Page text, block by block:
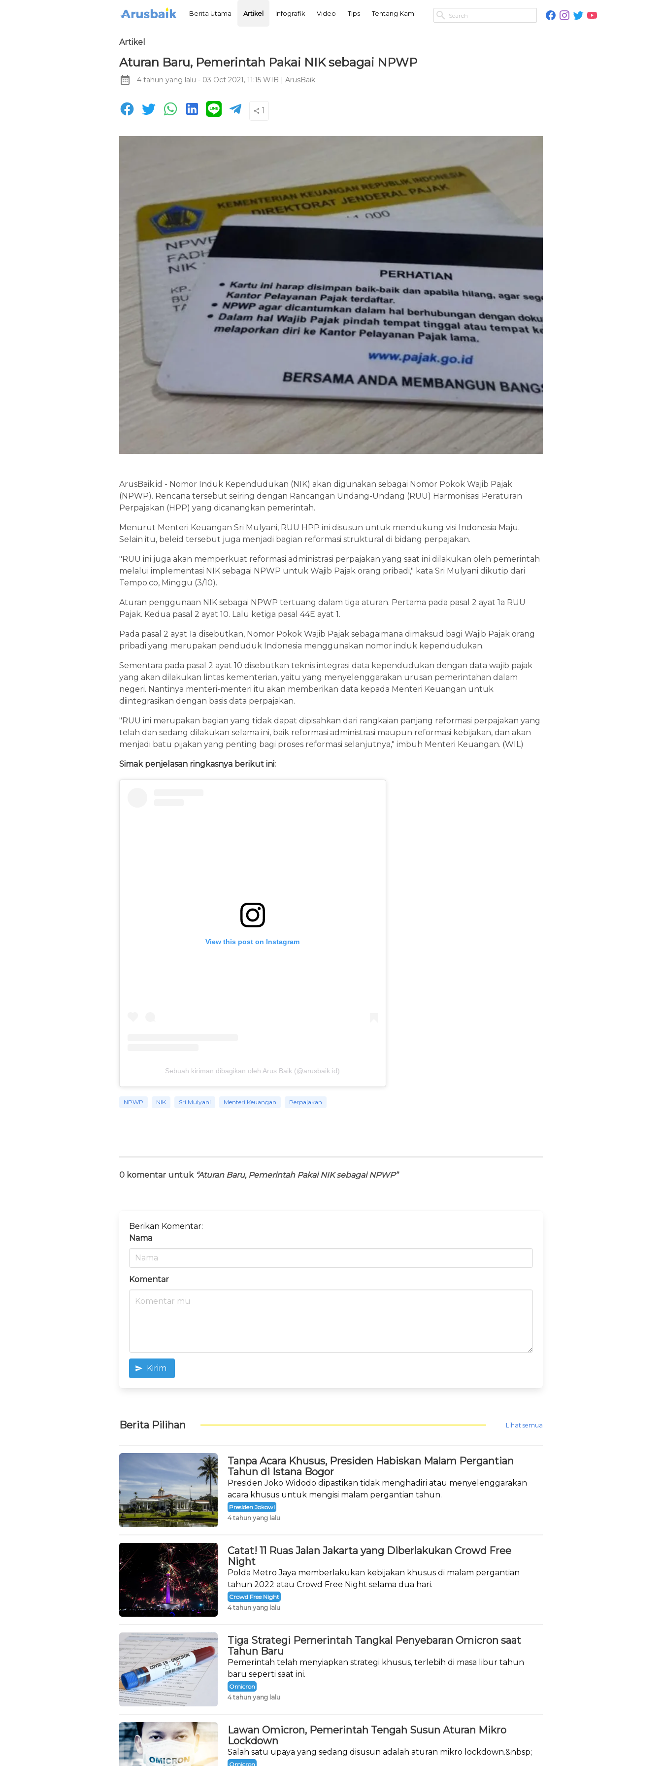
Berita Utama Artikel Infografik Video Tips Tentang Kami
Artikel
Aturan Baru, Pemerintah Pakai NIK sebagai NPWP
4 tahun yang lalu - 03 Oct 2021, 11:15 WIB ArusBaik
1
ArusBaik.id - Nomor Induk Kependudukan (NIK) akan digunakan sebagai Nomor Pokok Wajib Pajak
(NPWP). Rencana tersebut seiring dengan Rancangan Undang-Undang (RUU) Harmonisasi Peraturan
Perpajakan (HPP) yang dicanangkan pemerintah.
Menurut Menteri Keuangan Sri Mulyani, RUU HPP ini disusun untuk mendukung visi Indonesia Maju.
Selain itu, beleid tersebut juga menjadi bagian reformasi struktural di bidang perpajakan.
"RUU ini juga akan memperkuat reformasi administrasi perpajakan yang saat ini dilakukan oleh pemerintah
melalui implementasi NIK sebagai NPWP untuk Wajib Pajak orang pribadi," kata Sri Mulyani dikutip dari
Tempo.co, Minggu (3/10).
Aturan penggunaan NIK sebagai NPWP tertuang dalam tiga aturan. Pertama pada pasal 2 ayat 1a RUU
Pajak. Kedua pasal 2 ayat 10. Lalu ketiga pasal 44E ayat 1.
Pada pasal 2 ayat 1a disebutkan, Nomor Pokok Wajib Pajak sebagaimana dimaksud bagi Wajib Pajak orang
pribadi yang merupakan penduduk Indonesia menggunakan nomor induk kependudukan.
Sementara pada pasal 2 ayat 10 disebutkan teknis integrasi data kependudukan dengan data wajib pajak
yang akan dilakukan lintas kementerian, yaitu yang menyelenggarakan urusan pemerintahan dalam
negeri. Nantinya menteri-menteri itu akan memberikan data kepada Menteri Keuangan untuk
diintegrasikan dengan basis data perpajakan.
"RUU ini merupakan bagian yang tidak dapat dipisahkan dari rangkaian panjang reformasi perpajakan yang
telah dan sedang dilakukan selama ini, baik reformasi administrasi maupun reformasi kebijakan, dan akan
menjadi batu pijakan yang penting bagi proses reformasi selanjutnya," imbuh Menteri Keuangan. (WIL)
Simak penjelasan ringkasnya berikut ini:
View this post on Instagram
Sebuah kiriman dibagikan oleh Arus Baik (@arusbaik.id)
NPWP NIK Sri Mulyani Menteri Keuangan Perpajakan
0 komentar untuk “Aturan Baru, Pemerintah Pakai NIK sebagai NPWP”
Berikan Komentar:
Nama
Komentar
Kirim
Berita Pilihan Lihat semua
Tanpa Acara Khusus, Presiden Habiskan Malam Pergantian
Tahun di Istana Bogor
Presiden Joko Widodo dipastikan tidak menghadiri atau menyelenggarakan
acara khusus untuk mengisi malam pergantian tahun.
Presiden Jokowi
4 tahun yang lalu
Catat! 11 Ruas Jalan Jakarta yang Diberlakukan Crowd Free
Night
Polda Metro Jaya memberlakukan kebijakan khusus di malam pergantian
tahun 2022 atau Crowd Free Night selama dua hari.
Crowd Free Night
4 tahun yang lalu
Tiga Strategi Pemerintah Tangkal Penyebaran Omicron saat
Tahun Baru
Pemerintah telah menyiapkan strategi khusus, terlebih di masa libur tahun
baru seperti saat ini.
Omicron
4 tahun yang lalu
Lawan Omicron, Pemerintah Tengah Susun Aturan Mikro
Lockdown
Salah satu upaya yang sedang disusun adalah aturan mikro lockdown.&nbsp;
Omicron